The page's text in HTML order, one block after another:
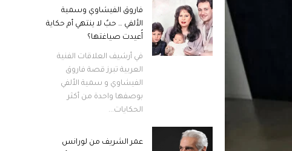
فاروق الفيشاوي وسمية
الألفي … حبٌ لا ينتهي أم حكاية
أُعيدت صياغتها؟
في أرشيف العلاقات الفنية
العربية تبرز قصة فاروق
الفيشاوي و سمية الألفي
بوصفها واحدة من أكثر
الحكايات...
عمر الشريف من لورانس